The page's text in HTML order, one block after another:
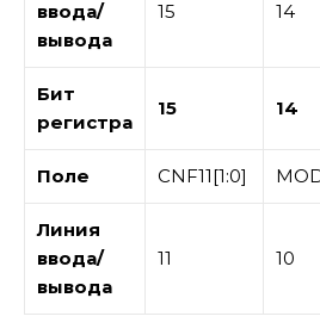
ввода/
вывода
15 14
Бит
регистра
15 14
Поле CNF11[1:0]
Линия
ввода/
вывода
11 10